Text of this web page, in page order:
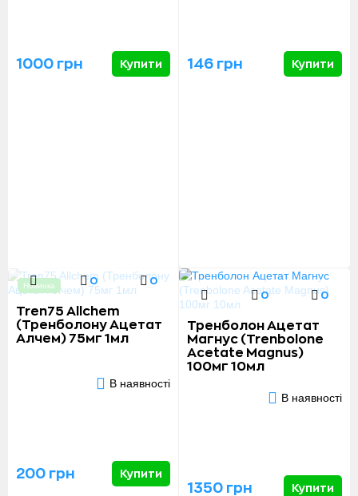
1000 грн Купити 146 грн Купити
Новинка 0 0
Tren75 Allchem
(Тренболону Ацетат
Алчем) 75мг 1мл
В наявності
200 грн Купити
0 0
Тренболон Ацетат
Магнус (Trenbolone
Acetate Magnus)
100мг 10мл
В наявності
1350 грн Купити